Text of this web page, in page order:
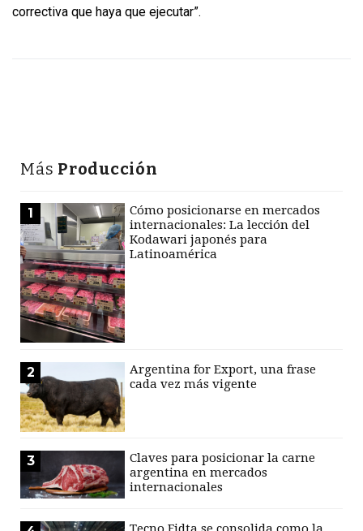
correctiva que haya que ejecutar”.
Más Producción
1
Cómo posicionarse en mercados
internacionales: La lección del
Kodawari japonés para
Latinoamérica
2
Argentina for Export, una frase
cada vez más vigente
3
Claves para posicionar la carne
argentina en mercados
internacionales